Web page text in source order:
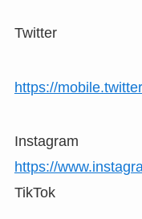
Twitter
https://
Instagram
https://
TikTok